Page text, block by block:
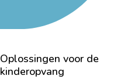
Oplossingen voor de
kinderopvang